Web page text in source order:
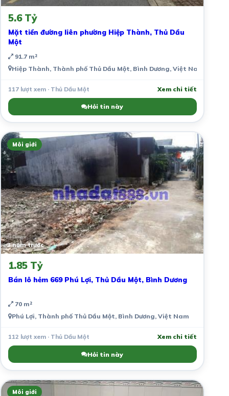
5.6 Tỷ
Mặt tiền đường liên phường Hiệp Thành, Thủ Dầu
Một
91.7 m²
Hiệp Thành, Thành phố Thủ Dầu Một, Bình Dương, Việt Nam
117 lượt xem · Thủ Dầu Một Xem chi tiết
Hỏi tin này
Môi giới
3 năm trước
1.85 Tỷ
Bán lô hẻm 669 Phú Lợi, Thủ Dầu Một, Bình Dương
70 m²
Phú Lợi, Thành phố Thủ Dầu Một, Bình Dương, Việt Nam
112 lượt xem · Thủ Dầu Một Xem chi tiết
Hỏi tin này
Môi giới